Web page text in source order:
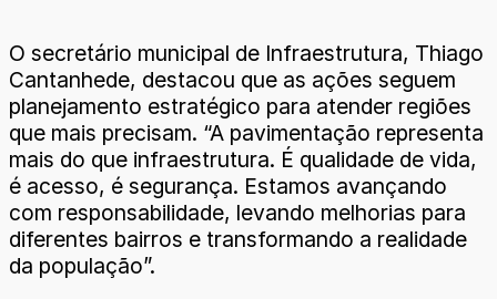
O secretário municipal de Infraestrutura, Thiago
Cantanhede, destacou que as ações seguem
planejamento estratégico para atender regiões
que mais precisam. “A pavimentação representa
mais do que infraestrutura. É qualidade de vida,
é acesso, é segurança. Estamos avançando
com responsabilidade, levando melhorias para
diferentes bairros e transformando a realidade
da população”.